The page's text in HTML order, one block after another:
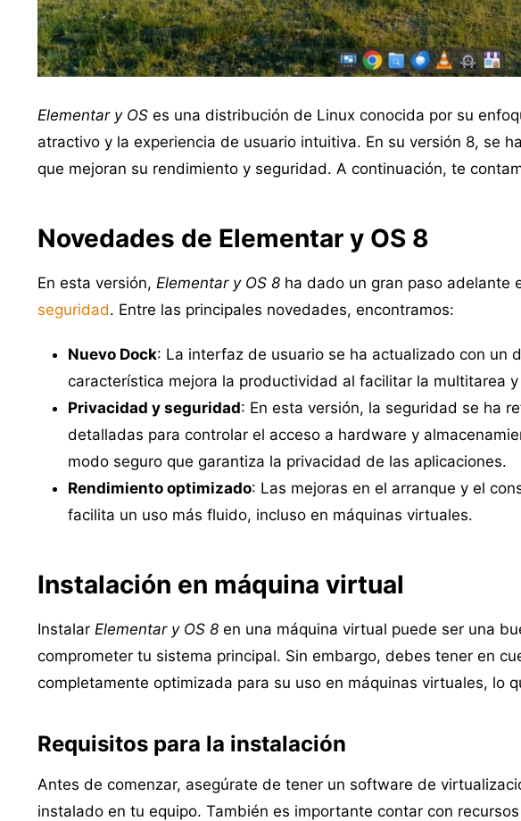
Elementar y OS es una distribución de Linux conocida por su
atractivo y la experiencia de usuario intuitiva. En su versión 8, se
que mejoran su rendimiento y seguridad. A continuación, te
Novedades de Elementar y OS 8
En esta versión, Elementar y OS 8 ha dado un gran paso adelante
seguridad. Entre las principales novedades, encontramos:
Nuevo Dock: La interfaz de usuario se ha actualizado con un
característica mejora la productividad al facilitar la multitarea
Privacidad y seguridad: En esta versión, la seguridad se ha
detalladas para controlar el acceso a hardware y
modo seguro que garantiza la privacidad de las aplicaciones.
Rendimiento optimizado: Las mejoras en el arranque y el
facilita un uso más fluido, incluso en máquinas virtuales.
Instalación en máquina virtual
Instalar Elementar y OS 8 en una máquina virtual puede ser una
comprometer tu sistema principal. Sin embargo, debes tener en
completamente optimizada para su uso en máquinas virtuales, lo
Requisitos para la instalación
Antes de comenzar, asegúrate de tener un software de
instalado en tu equipo. También es importante contar con